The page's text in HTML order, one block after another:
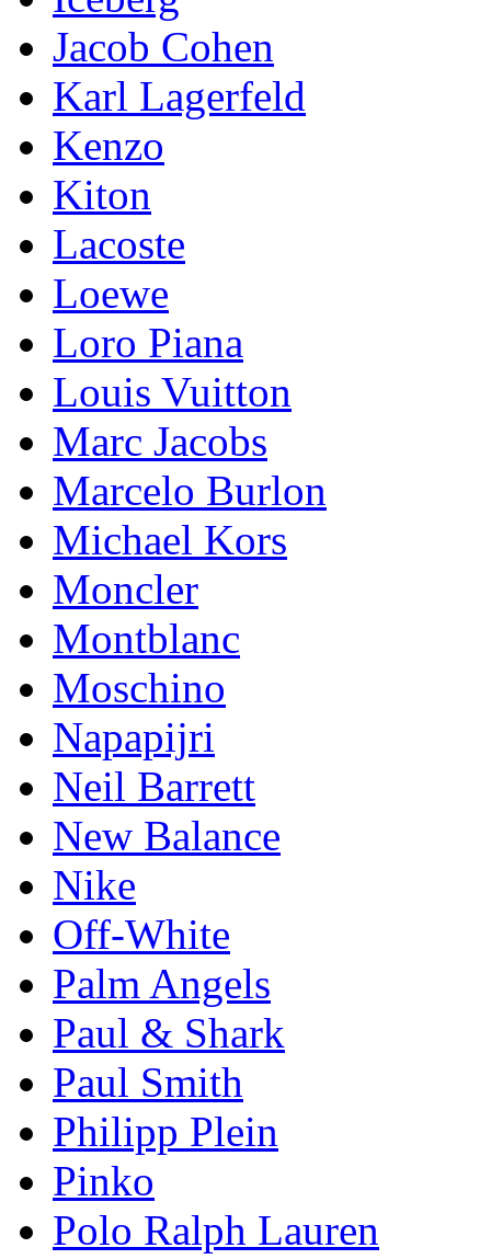
Jacob Cohen
Karl Lagerfeld
Kenzo
Kiton
Lacoste
Loewe
Loro Piana
Lоuis Vuittоn
Marc Jacobs
Marcelo Burlon
Michael Kors
Mоnсlеr
Montblanc
Moschino
Napapijri
Neil Barrett
New Balance
Nike
Off-White
Palm Angels
Paul & Shark
Paul Smith
Philipp Plein
Pinkо
Polo Ralph Lauren